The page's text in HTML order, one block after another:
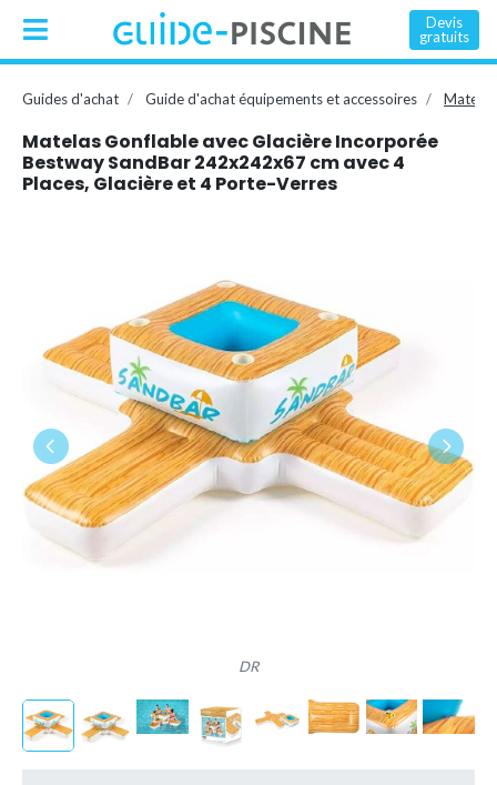
Devis
gratuits
Guides d'achat Guide d'achat équipements et accessoires
Matelas Gonflable avec Glacière Incorporée
Bestway SandBar 242x242x67 cm avec 4
Places, Glacière et 4 Porte-Verres
DR